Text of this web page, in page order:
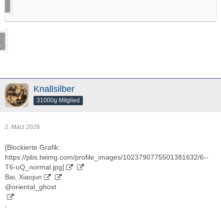
Knallsilber
31000g Mitglied
2. März 2026
[Blockierte Grafik:
https://pbs.twimg.com/profile_images/1023790775501381632/6--
T6-uQ_normal.jpg]
Bai, Xiaojun
@oriental_ghost
·